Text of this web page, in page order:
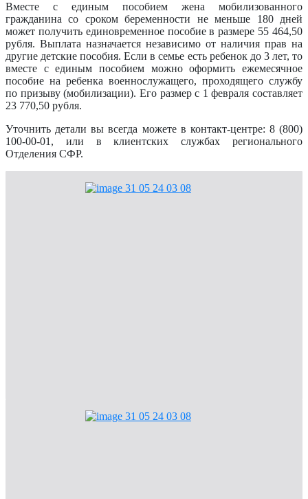
Вместе с единым пособием жена мобилизованного
гражданина со сроком беременности не меньше 180 дней
может получить единовременное пособие в размере 55 464,50
рубля. Выплата назначается независимо от наличия прав на
другие детские пособия. Если в семье есть ребенок до 3 лет, то
вместе с единым пособием можно оформить ежемесячное
пособие на ребенка военнослужащего, проходящего службу
по призыву (мобилизации). Его размер с 1 февраля составляет
23 770,50 рубля.
Уточнить детали вы всегда можете в контакт-центре: 8 (800)
100-00-01, или в клиентских службах регионального
Отделения СФР.